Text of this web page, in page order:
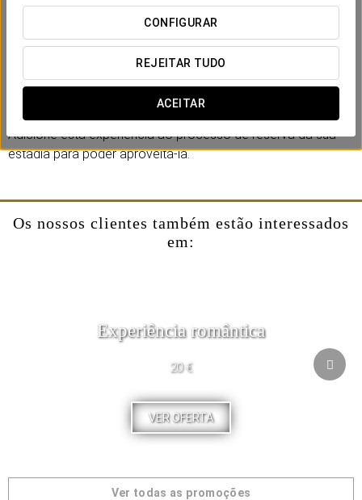
CONFIGURAR
REJEITAR TUDO
ACEITAR
Viva a experiência da nossa massagem relaxante Spa, com
óleos aromáticos que envolvem você em tranquilidade. 60
minutos para descansar, respirar e sentir-se renovado.
Adicione esta experiência ao processo de reserva da sua
estadia para poder aproveitá-la.
Os nossos clientes também estão interessados
em:
Experiência romântica
20 €
VER OFERTA
Ver todas as promoções